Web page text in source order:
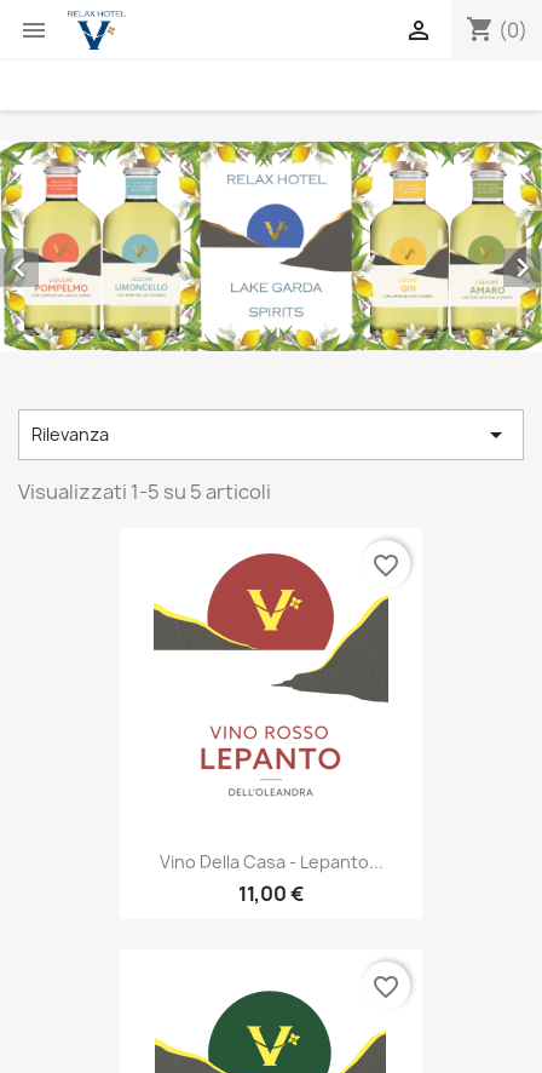
 shopping_cart (0)

 
Rilevanza 
Visualizzati 1-5 su 5 articoli
Vino Della Casa - Lepanto...
11,00 €
favorite_border
favorite_border